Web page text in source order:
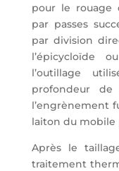
pour le rouage
par passes
par division
l’épicycloïde
l’outillage
profondeur
l’engrènement
laiton du mobile
Après le
traitement